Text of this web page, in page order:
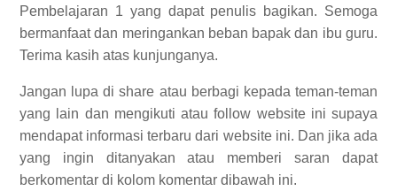
Pembelajaran 1 yang dapat penulis bagikan. Semoga
bermanfaat dan meringankan beban bapak dan ibu guru.
Terima kasih atas kunjunganya.
Jangan lupa di share atau berbagi kepada teman-teman
yang lain dan mengikuti atau follow website ini supaya
mendapat informasi terbaru dari website ini. Dan jika ada
yang ingin ditanyakan atau memberi saran dapat
berkomentar di kolom komentar dibawah ini.